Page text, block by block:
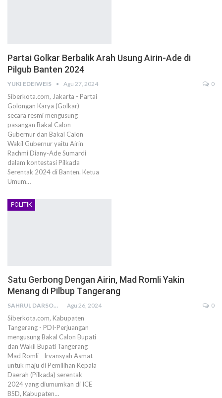
Partai Golkar Berbalik Arah Usung Airin-Ade di
Pilgub Banten 2024
YUKI EDEIWEIS Agu 27, 2024 0
Siberkota.com, Jakarta - Partai
Golongan Karya (Golkar)
secara resmi mengusung
pasangan Bakal Calon
Gubernur dan Bakal Calon
Wakil Gubernur yaitu Airin
Rachmi Diany-Ade Sumardi
dalam kontestasi Pilkada
Serentak 2024 di Banten. Ketua
Umum…
POLITIK
Satu Gerbong Dengan Airin, Mad Romli Yakin
Menang di Pilbup Tangerang
SAHRUL DARSONO Agu 26, 2024 0
Siberkota.com, Kabupaten
Tangerang - PDI-Perjuangan
mengusung Bakal Calon Bupati
dan Wakil Bupati Tangerang
Mad Romli - Irvansyah Asmat
untuk maju di Pemilihan Kepala
Daerah (Pilkada) serentak
2024 yang diumumkan di ICE
BSD, Kabupaten…